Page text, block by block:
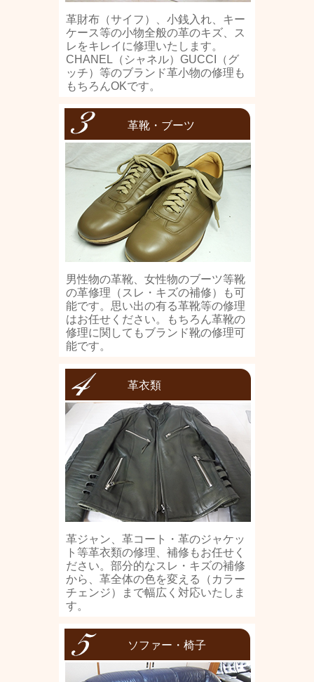
革財布（サイフ）、小銭入れ、キー
ケース等の小物全般の革のキズ、ス
レをキレイに修理いたします。
CHANEL（シャネル）GUCCI（グ
ッチ）等のブランド革小物の修理も
もちろんOKです。
革靴・ブーツ
男性物の革靴、女性物のブーツ等靴
の革修理（スレ・キズの補修）も可
能です。思い出の有る革靴等の修理
はお任せください。もちろん革靴の
修理に関してもブランド靴の修理可
能です。
革衣類
革ジャン、革コート・革のジャケッ
ト等革衣類の修理、補修もお任せく
ださい。部分的なスレ・キズの補修
から、革全体の色を変える（カラー
チェンジ）まで幅広く対応いたしま
す。
ソファー・椅子